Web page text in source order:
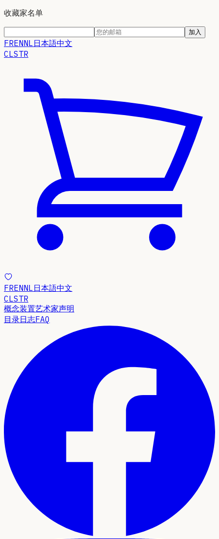
收藏家名单
加入
FRENNL日本語中文
CLSTR
FRENNL日本語中文
CLSTR
概念装置艺术家声明
目录日志FAQ